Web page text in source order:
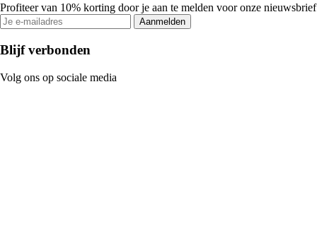
Profiteer van 10% korting door je aan te melden voor onze nieuwsbrief
Aanmelden
Blijf verbonden
Volg ons op sociale media